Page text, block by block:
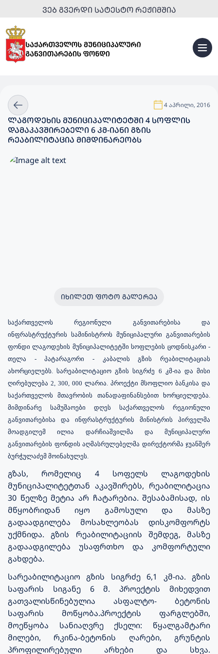
ᲕᲔᲑ ᲒᲕᲔᲠᲓᲘ ᲡᲐᲢᲔᲡᲢᲝ ᲠᲔᲟᲘᲛᲨᲘᲐ
4 აპრილი, 2016
ᲚᲐᲒᲝᲓᲔᲮᲘᲡ ᲛᲣᲜᲘᲪᲘᲞᲐᲚᲘᲢᲔᲢᲨᲘ 4 ᲡᲝᲤᲚᲘᲡ
ᲓᲐᲛᲐᲙᲐᲕᲨᲘᲠᲔᲑᲔᲚᲘ 6 ᲙᲛ-ᲘᲐᲜᲘ ᲒᲖᲘᲡ
ᲠᲔᲐᲑᲘᲚᲘᲢᲐᲪᲘᲐ ᲛᲘᲛᲓᲘᲜᲐᲠᲔᲝᲑᲡ
ᲘᲮᲘᲚᲔᲗ ᲤᲝᲢᲝ ᲒᲐᲚᲔᲠᲔᲐ
საქართველოს რეგიონული განვითარებისა და
ინფრასტრუქტურის სამინისტროს მუნიციპალური განვითარების
ფონდი ლაგოდეხის მუნიციპალიტეტში სოფლების ცოდნისკარი -
თელა - პატარაგორი - კაბალის გზის რეაბილიტაციას
ახორციელებს. სარეაბილიტაციო გზის სიგრძე 6 კმ-ია და მისი
ღირებულება 2, 300, 000 ლარია. პროექტი მსოფლიო ბანკისა და
საქართველოს მთავრობის თანადაფინანსებით ხორციელდება.
მიმდინარე სამუშაოები დღეს საქართველოს რეგიონული
განვითარებისა და ინფრასტრუქტურის მინისტრის პირველმა
მოადგილემ ილია დარჩიაშვილმა და მუნიციპალური
განვითარების ფონდის აღმასრულებელმა დირექტორმა ჯუანშერ
ბურჭულაძემ მოინახულეს.
გზას, რომელიც 4 სოფელს ლაგოდეხის
მუნიციპალიტეტთან აკავშირებს, რეაბილიტაცია
30 წელზე მეტია არ ჩატარებია. შესაბამისად, ის
მწყობრიდან იყო გამოსული და მასზე
გადაადგილება მოსახლეობას დისკომფორტს
უქმნიდა. გზის რეაბილიტაციის შემდეგ, მასზე
გადაადგილება უსაფრთხო და კომფორტული
გახდება.
სარეაბილიტაციო გზის სიგრძე 6,1 კმ-ია. გზის
საფარის სიგანე 6 მ. პროექტის მიხედვით
გათვალისწინებულია ასფალტო- ბეტონის
საფარის მოწყობა.პროექტის ფარგლებში,
მოეწყობა სანიაღვრე ქსელი: წყალგამტარი
მილები, რკინა-ბეტონის ღარები, გრუნტის
პროფილირებული არხები და სხვა.